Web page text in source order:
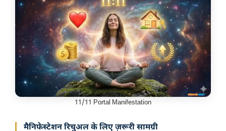
11/11 Portal Manifestation
मैनिफेस्टेशन रिचुअल के लिए ज़रूरी सामग्री